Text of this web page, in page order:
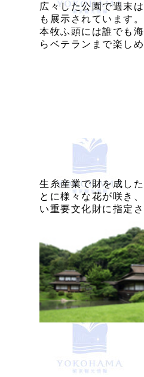
広々した公園で週末
も展示されています。
本牧ふ頭には誰でも
らベテランまで楽しめ
生糸産業で財を成し
とに様々な花が咲き
い重要文化財に指定